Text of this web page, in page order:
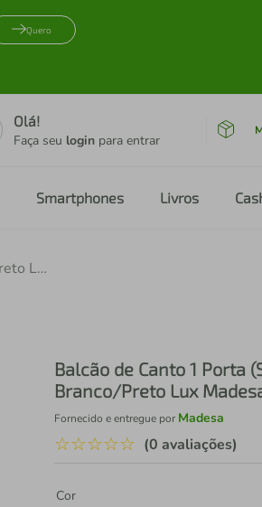
Quero
Olá!
Faça seu login para entrar
Smartphones Livros
Balcão de Canto 1 Porta (Sem Tampo) Branco/Preto Lux Madesa
Balcão de Canto 1 Porta
Branco/Preto Lux
Fornecido e entregue por Madesa
☆☆☆☆☆ (0 avaliações)
Cor